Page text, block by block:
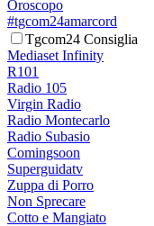
Oroscopo
#tgcom24amarcord
Tgcom24 Consiglia
Mediaset Infinity
R101
Radio 105
Virgin Radio
Radio Montecarlo
Radio Subasio
Comingsoon
Superguidatv
Zuppa di Porro
Non Sprecare
Cotto e Mangiato